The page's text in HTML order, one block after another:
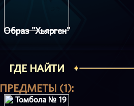
Образ "Хьярген"
ГДЕ НАЙТИ
ПРЕДМЕТЫ (1):